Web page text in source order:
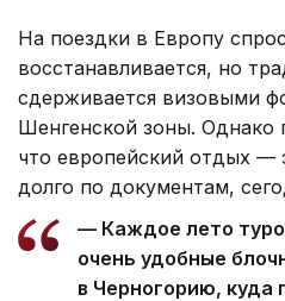
На поездки в Европу
восстанавливается, но
сдерживается визовыми
Шенгенской зоны. Однако
что европейский отдых —
долго по документам,
— Каждое лето
очень удобные
в Черногорию, куда